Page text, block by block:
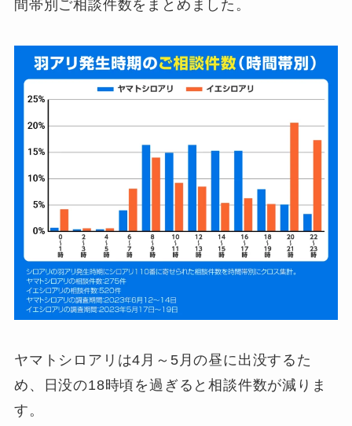
間帯別ご相談件数をまとめました。
ヤマトシロアリは4月～5月の昼に出没するた
め、日没の18時頃を過ぎると相談件数が減りま
す。